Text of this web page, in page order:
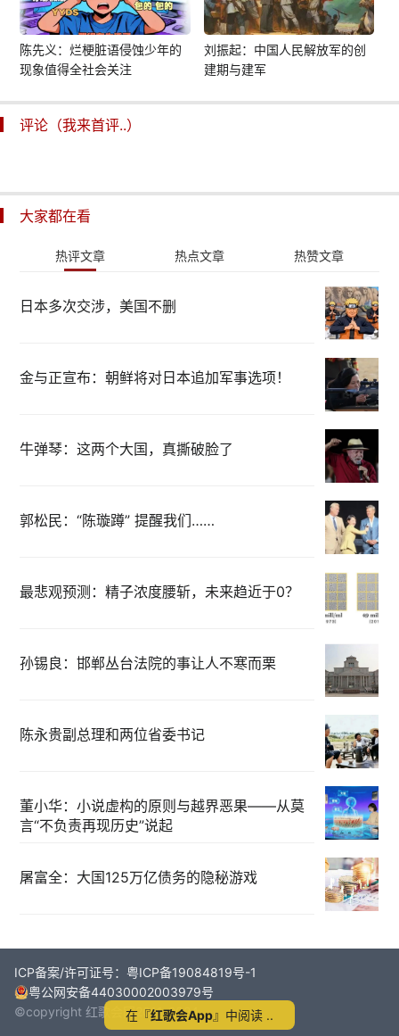
陈先义：烂梗脏语侵蚀少年的
现象值得全社会关注
刘振起：中国人民解放军的创
建期与建军
评论（我来首评..）
大家都在看
热评文章 热点文章 热赞文章
日本多次交涉，美国不删
金与正宣布：朝鲜将对日本追加军事选项！
牛弹琴：这两个大国，真撕破脸了
郭松民：“陈璇蹲” 提醒我们……
最悲观预测：精子浓度腰斩，未来趋近于0？
孙锡良：邯郸丛台法院的事让人不寒而栗
陈永贵副总理和两位省委书记
董小华：小说虚构的原则与越界恶果——从莫
言“不负责再现历史”说起
屠富全：大国125万亿债务的隐秘游戏
ICP备案/许可证号：粤ICP备19084819号-1
粤公网安备44030002003979号
©copyright 红歌会网2011-2024
在『红歌会App』中阅读 ..